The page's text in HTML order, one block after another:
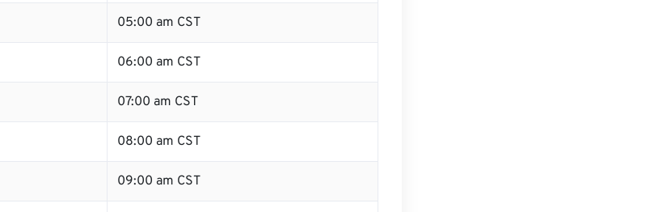
05:00 am CST
06:00 am CST
07:00 am CST
08:00 am CST
09:00 am CST